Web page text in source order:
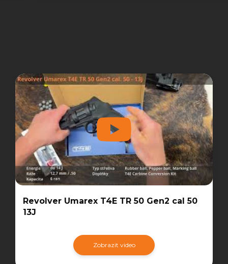
Revolver Umarex T4E TR 50 Gen2 cal 50
13J
Zobrazit video